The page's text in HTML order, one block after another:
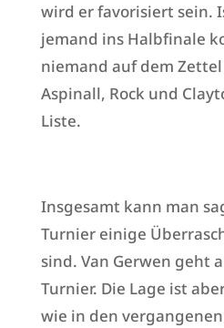
wird er favorisiert sein.
jemand ins Halbfinale
niemand auf dem
Aspinall, Rock und
Liste.
Insgesamt kann man
Turnier einige
sind. Van Gerwen geht
Turnier. Die Lage ist
wie in den vergangenen